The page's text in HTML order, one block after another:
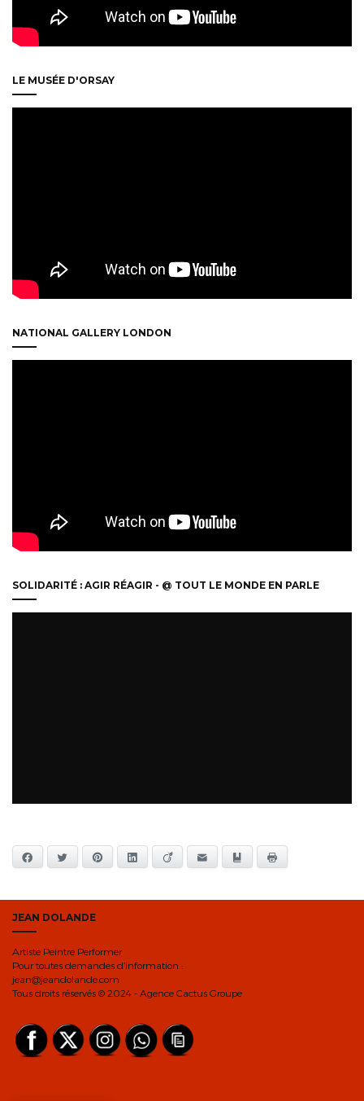
LE MUSÉE D'ORSAY
NATIONAL GALLERY LONDON
SOLIDARITÉ : AGIR RÉAGIR - @ TOUT LE MONDE EN PARLE
Facebook Twitter Pinterest LinkedIn Viadeo E-mail Ajouter aux favoris
JEAN DOLANDE
Artiste Peintre Performer
Pour toutes demandes d’information :
jean@jeandolande.com
Tous droits réservés © 2024 - Agence Cactus Groupe